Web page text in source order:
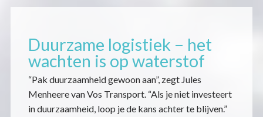
Duurzame logistiek – het
wachten is op waterstof
“Pak duurzaamheid gewoon aan”, zegt Jules
Menheere van Vos Transport. “Als je niet investeert
in duurzaamheid, loop je de kans achter te blijven.”